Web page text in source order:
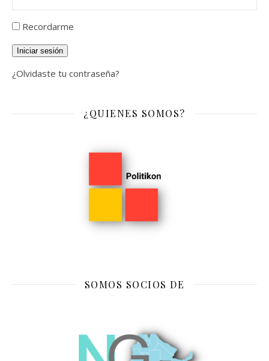
Recordarme
Iniciar sesión
¿Olvidaste tu contraseña?
¿QUIENES SOMOS?
SOMOS SOCIOS DE